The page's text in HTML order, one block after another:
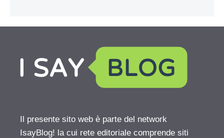
Il presente sito web è parte del network
IsayBlog! la cui rete editoriale comprende siti